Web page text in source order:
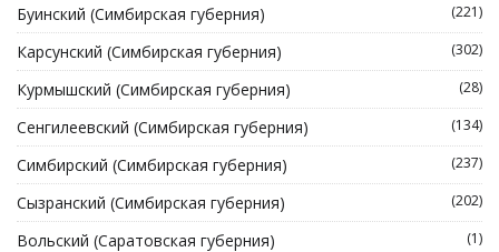
Буинский (Симбирская губерния) (221)
Карсунский (Симбирская губерния) (302)
Курмышский (Симбирская губерния) (28)
Сенгилеевский (Симбирская губерния) (134)
Симбирский (Симбирская губерния) (237)
Сызранский (Симбирская губерния) (202)
Вольский (Саратовская губерния) (1)